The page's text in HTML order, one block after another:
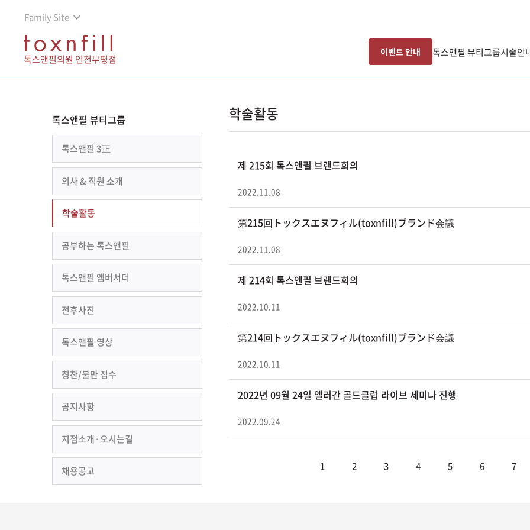
Family Site
톡스앤필의원 인천부평점
이벤트 안내 톡스앤필 뷰티그룹시술안
톡스앤필 뷰티그룹
톡스앤필 3正
의사 & 직원 소개
학술활동
공부하는 톡스앤필
톡스앤필 앰버서더
전후사진
톡스앤필 영상
칭찬/불만 접수
공지사항
지점소개·오시는길
채용공고
학술활동
제 215회 톡스앤필 브랜드회의
2022.11.08
第215回トックスエヌフィル(toxnfill)ブランド会議
2022.11.08
제 214회 톡스앤필 브랜드회의
2022.10.11
第214回トックスエヌフィル(toxnfill)ブランド会議
2022.10.11
2022년 09월 24일 엘러간 골드클럽 라이브 세미나 진행
2022.09.24
1 2 3 4 5 6 7